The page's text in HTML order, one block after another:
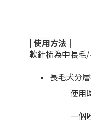
| 使用方法 |
軟針梳為中長毛
長毛犬分
使用
一個